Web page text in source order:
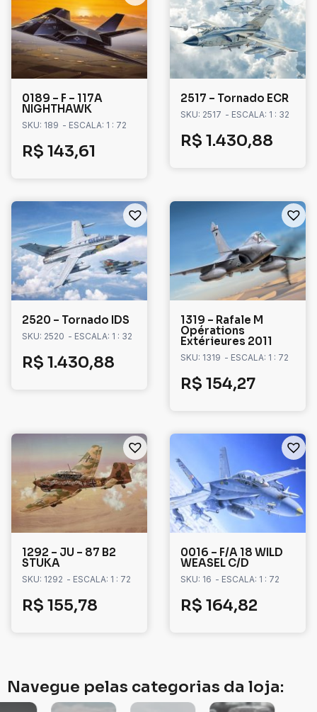
0189 – F – 117A
NIGHTHAWK
SKU: 189 - ESCALA: 1 : 72
R$ 143,61
2517 – Tornado ECR
SKU: 2517 - ESCALA: 1 : 32
R$ 1.430,88
2520 – Tornado IDS
SKU: 2520 - ESCALA: 1 : 32
R$ 1.430,88
1319 – Rafale M
Opérations
Extérieures 2011
SKU: 1319 - ESCALA: 1 : 72
R$ 154,27
1292 – JU – 87 B2
STUKA
SKU: 1292 - ESCALA: 1 : 72
R$ 155,78
0016 – F/A 18 WILD
WEASEL C/D
SKU: 16 - ESCALA: 1 : 72
R$ 164,82
Navegue pelas categorias da loja: